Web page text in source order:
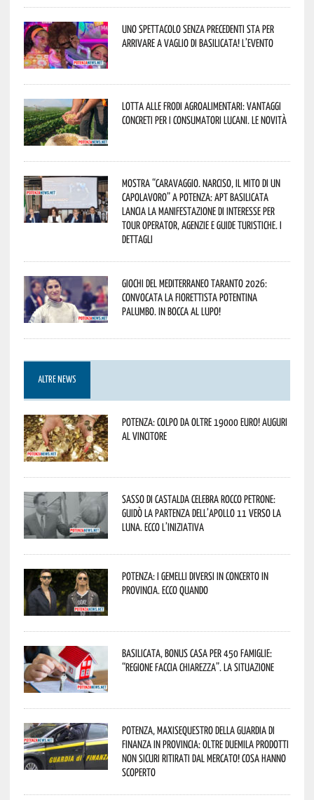
Uno spettacolo senza precedenti sta per
arrivare a Vaglio di Basilicata! L’evento
Lotta alle frodi agroalimentari: vantaggi
concreti per i consumatori lucani. Le novità
Mostra “Caravaggio. Narciso, il mito di un
capolavoro” a Potenza: APT Basilicata
lancia la manifestazione di interesse per
Tour Operator, Agenzie e Guide Turistiche. I
dettagli
Giochi del Mediterraneo Taranto 2026:
convocata la fiorettista potentina
Palumbo. In bocca al lupo!
ALTRE NEWS
Potenza: colpo da oltre 19000 Euro! Auguri
al vincitore
Sasso di Castalda celebra Rocco Petrone:
guidò la partenza dell’Apollo 11 verso la
Luna. Ecco l’iniziativa
Potenza: i Gemelli DiVersi in concerto in
provincia. Ecco quando
Basilicata, Bonus casa per 450 famiglie:
“Regione faccia chiarezza”. La situazione
Potenza, maxisequestro della Guardia di
Finanza in provincia: oltre duemila prodotti
non sicuri ritirati dal mercato! Cosa hanno
scoperto